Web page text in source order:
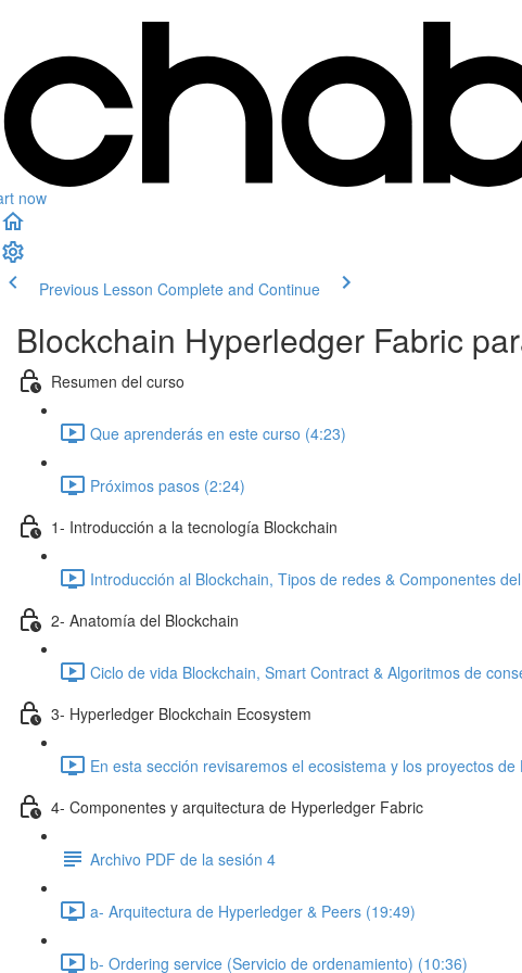
now
Previous Lesson Complete and Continue
Blockchain Hyperledger Fabric
Resumen del curso
Que aprenderás en este curso (4:23)
Próximos pasos (2:24)
1- Introducción a la tecnología Blockchain
Introducción al Blockchain, Tipos de redes & Componentes
2- Anatomía del Blockchain
Ciclo de vida Blockchain, Smart Contract & Algoritmos de
3- Hyperledger Blockchain Ecosystem
En esta sección revisaremos el ecosistema y los proyectos
4- Componentes y arquitectura de Hyperledger Fabric
Archivo PDF de la sesión 4
a- Arquitectura de Hyperledger & Peers (19:49)
b- Ordering service (Servicio de ordenamiento) (10:36)